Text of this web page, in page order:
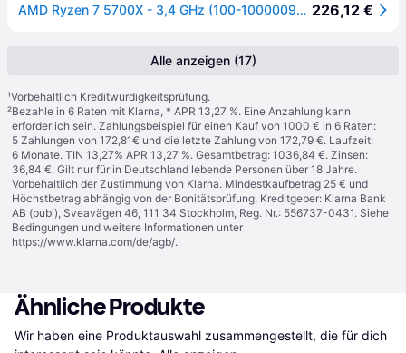
AMD Ryzen 7 5700X - 3,4 GHz (100-100000926WOF) 100-100000926WOF 226,12 €
Alle anzeigen (17)
¹Vorbehaltlich Kreditwürdigkeitsprüfung.
²Bezahle in 6 Raten mit Klarna, * APR 13,27 %. Eine Anzahlung kann
erforderlich sein. Zahlungsbeispiel für einen Kauf von 1000 € in 6 Raten:
5 Zahlungen von 172,81€ und die letzte Zahlung von 172,79 €. Laufzeit:
6 Monate. TIN 13,27% APR 13,27 %. Gesamtbetrag: 1036,84 €. Zinsen:
36,84 €. Gilt nur für in Deutschland lebende Personen über 18 Jahre.
Vorbehaltlich der Zustimmung von Klarna. Mindestkaufbetrag 25 € und
Höchstbetrag abhängig von der Bonitätsprüfung. Kreditgeber: Klarna Bank
AB (publ), Sveavägen 46, 111 34 Stockholm, Reg. Nr.: 556737-0431. Siehe
Bedingungen und weitere Informationen unter
https://www.klarna.com/de/agb/.
Ähnliche Produkte
Wir haben eine Produktauswahl zusammengestellt, die für dich